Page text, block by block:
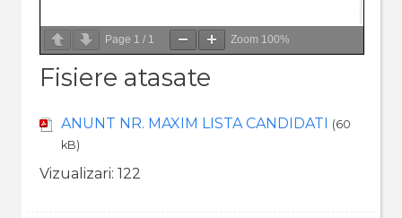
Page 1 / 1 Zoom 100%
Fisiere atasate
ANUNT NR. MAXIM LISTA CANDIDATI
(60
kB)
Vizualizari: 122